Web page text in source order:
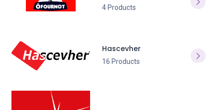
4 Products
Hascevher
16 Products